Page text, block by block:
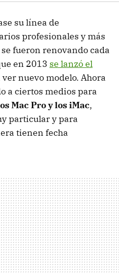
su línea de
profesionales y más
fueron renovando cada
en 2013 se lanzó el
nuevo modelo. Ahora
a ciertos medios para
Mac Pro y los iMac,
particular y para
tienen fecha